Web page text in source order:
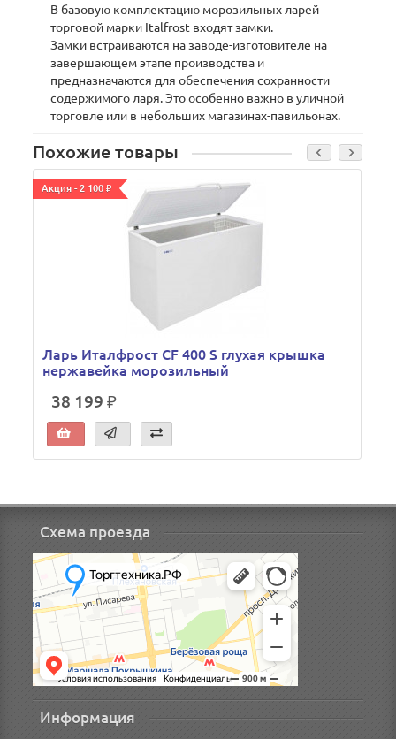
В базовую комплектацию морозильных ларей
торговой марки Italfrost входят замки.
Замки встраиваются на заводе-изготовителе на
завершающем этапе производства и
предназначаются для обеспечения сохранности
содержимого ларя. Это особенно важно в уличной
торговле или в небольших магазинах-павильонах.
Похожие товары
Акция - 2 100 ₽
Ларь Италфрост CF 400 S глухая крышка
нержавейка морозильный
38 199 ₽
Схема проезда
Информация